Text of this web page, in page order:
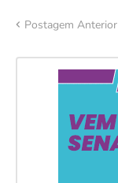
Postagem Anterior